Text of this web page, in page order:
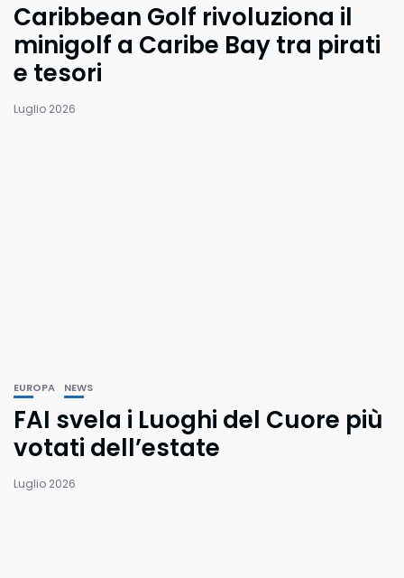
Caribbean Golf rivoluziona il
minigolf a Caribe Bay tra pirati
e tesori
Luglio 2026
EUROPA NEWS
FAI svela i Luoghi del Cuore più
votati dell’estate
Luglio 2026